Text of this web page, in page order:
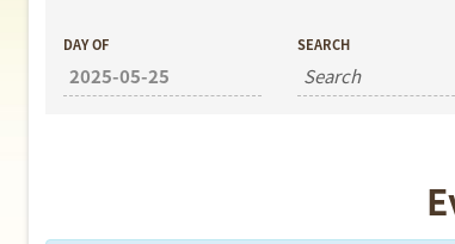
DAY OF SEARCH